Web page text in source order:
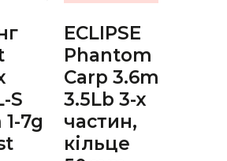
S
7g
ECLIPSE
Phantom
Carp 3.6m
3.5Lb 3-х
частин,
кільце